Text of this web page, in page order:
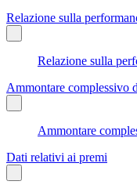
Relazione sulla
Relazione sulla
Ammontare complessivo
Ammontare
Dati relativi ai premi